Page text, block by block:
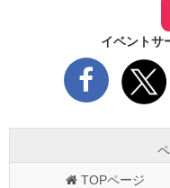
イベントサ
TOPページ